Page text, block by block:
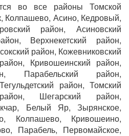
во все районы Томской
Колпашево, Асино, Кедровый,
район, Асиновский
Верхнекетский район,
район, Кожевниковский
Кривошеинский район,
Парабельский район,
район, Томский
Шегарский район,
Белый Яр, Зырянское,
Колпашево, Кривошеино,
Парабель, Первомайское,